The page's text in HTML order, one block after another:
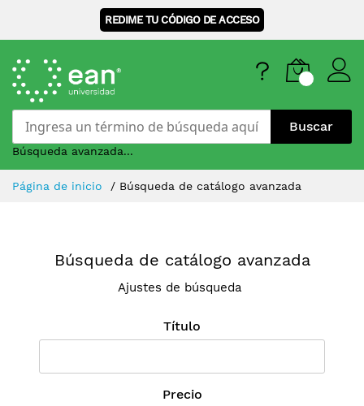
REDIME TU CÓDIGO DE ACCESO
Buscar
Búsqueda avanzada...
Skip
Página de inicio Búsqueda de catálogo avanzada
Búsqueda de catálogo avanzada
Ajustes de búsqueda
Título
Precio